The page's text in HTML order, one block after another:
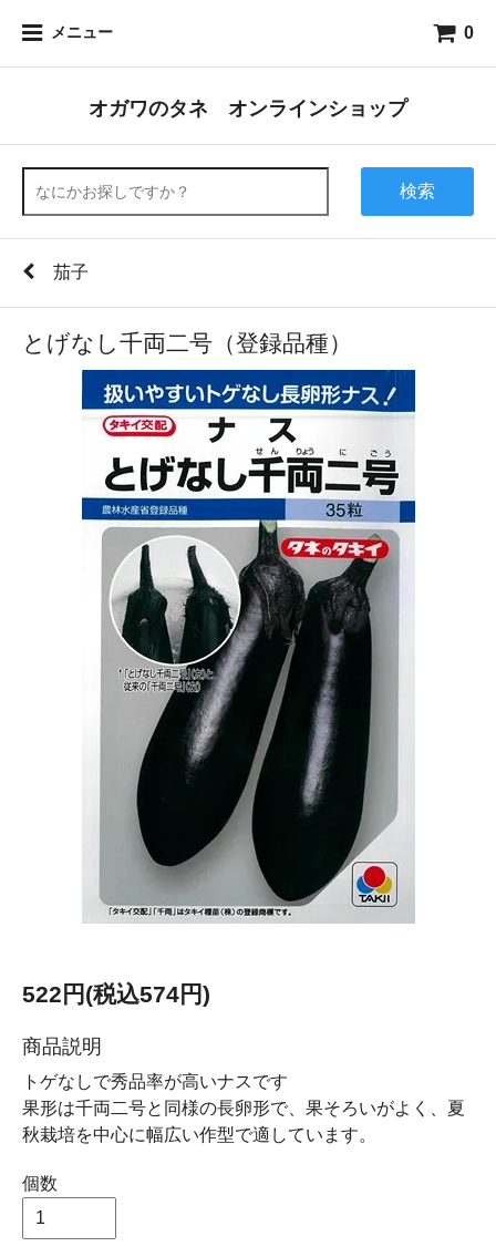
メニュー 0
オガワのタネ オンラインショップ
検索
茄子
とげなし千両二号（登録品種）
522円(税込574円)
商品説明
トゲなしで秀品率が高いナスです
果形は千両二号と同様の長卵形で、果そろいがよく、夏
秋栽培を中心に幅広い作型で適しています。
個数